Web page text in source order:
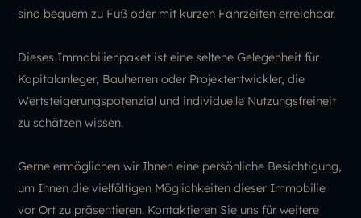
sind bequem zu Fuß oder mit kurzen Fahrzeiten erreichbar.
Dieses Immobilienpaket ist eine seltene Gelegenheit für
Kapitalanleger, Bauherren oder Projektentwickler, die
Wertsteigerungspotenzial und individuelle Nutzungsfreiheit
zu schätzen wissen.
Gerne ermöglichen wir Ihnen eine persönliche Besichtigung,
um Ihnen die vielfältigen Möglichkeiten dieser Immobilie
vor Ort zu präsentieren. Kontaktieren Sie uns für weitere